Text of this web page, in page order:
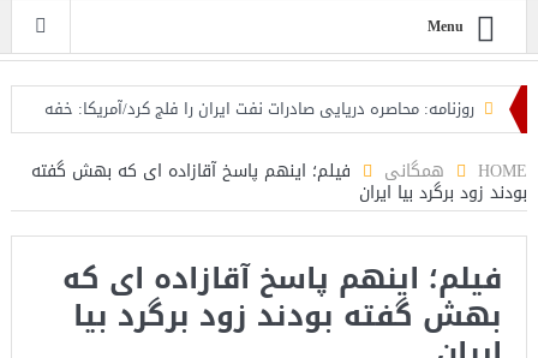
Menu
روزنامه: محاصره دریایی صادرات نفت ایران را فلج کرد/آمریکا: خفه
تحلیلگر سعودی: این توافق‌نامه پیامی بازدارنده در برابر حکومت
ایران است
مقام آمریکایی: تصورِ بازنده بودن برای ترامپ غیرقابل‌تحمل
است+فیلم: تحلیل
HOME همگانی فیلم؛ اینهم پاسخ آقازاده ای که بهش گفته
بودند زود برگرد بیا ایران
فیلم؛ اینهم پاسخ آقازاده ای که
بهش گفته بودند زود برگرد بیا